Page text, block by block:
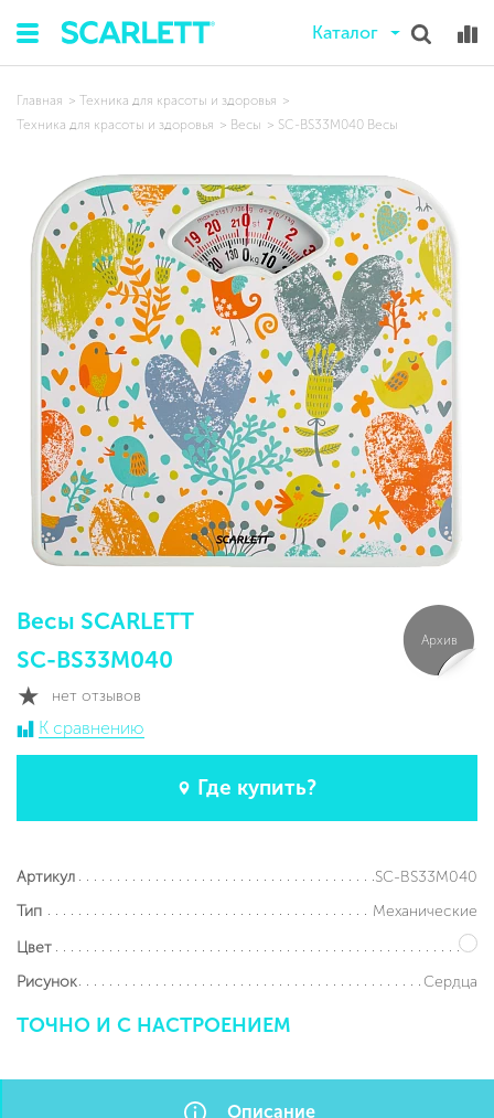
Каталог
Главная
Техника для красоты и здоровья
Техника для красоты и здоровья
Весы SC-BS33M040 Весы
Весы SCARLETT
SC-BS33M040
нет отзывов
К сравнению
Где купить?
Архив
Артикул
SC-BS33M040
Тип
Механические
Цвет
Рисунок
Сердца
ТОЧНО И С НАСТРОЕНИЕМ
Описание